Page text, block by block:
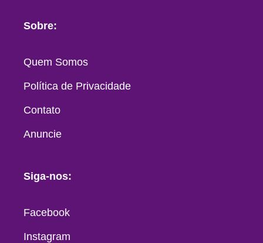
Sobre:
Quem Somos
Política de Privacidade
Contato
Anuncie
Siga-nos:
Facebook
Instagram